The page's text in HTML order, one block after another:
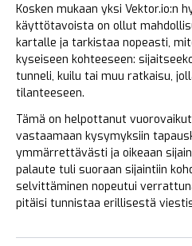
Kosken mukaan yksi Vektor.io:n
käyttötavoista on ollut
kartalle ja tarkistaa nopeasti,
kyseiseen kohteeseen:
tunneli, kuilu tai muu ratkaisu,
tilanteeseen.
Tämä on helpottanut
vastaamaan kysymyksiin
ymmärrettävästi ja oikeaan
palaute tuli suoraan sijaintiin
selvittäminen nopeutui
pitäisi tunnistaa erillisestä